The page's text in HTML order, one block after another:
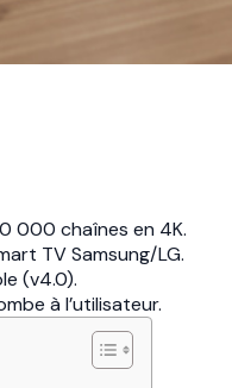
000 chaînes en 4K.
TV Samsung/LG.
(v4.0).
à l’utilisateur.